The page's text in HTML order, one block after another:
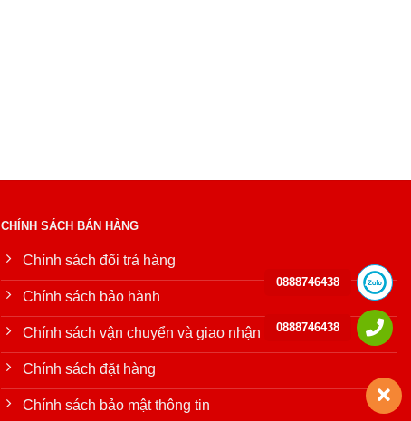
CHÍNH SÁCH BÁN HÀNG
Chính sách đổi trả hàng
Chính sách bảo hành
Chính sách vận chuyển và giao nhận
Chính sách đặt hàng
Chính sách bảo mật thông tin
0888746438
0888746438